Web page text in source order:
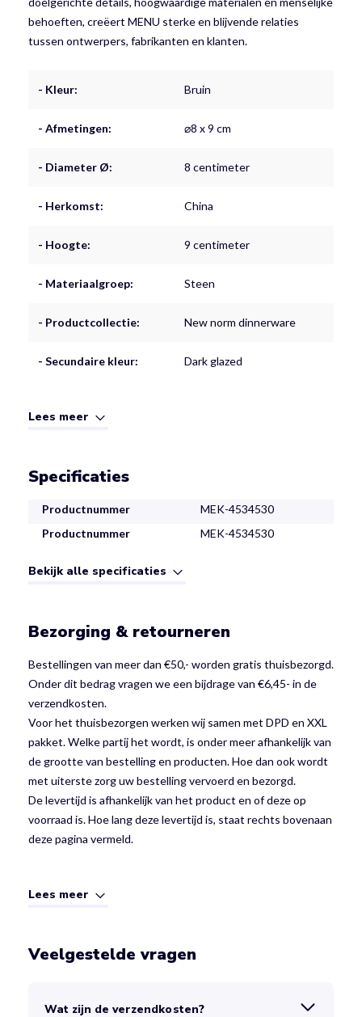
behoeften, creëert MENU sterke en blijvende relaties
tussen ontwerpers, fabrikanten en klanten.
- Kleur: Bruin
- Afmetingen: ⌀8 x 9 cm
- Diameter Ø: 8 centimeter
- Herkomst: China
- Hoogte: 9 centimeter
- Materiaalgroep: Steen
- Productcollectie: New norm dinnerware
- Secundaire kleur: Dark glazed
Lees meer
Specificaties
Productnummer
MEK-4534530
Productnummer
MEK-4534530
Bekijk alle specificaties
Bezorging & retourneren
Bestellingen van meer dan €50,- worden gratis thuisbezorgd.
Onder dit bedrag vragen we een bijdrage van €6,45- in de
verzendkosten.
Voor het thuisbezorgen werken wij samen met DPD en XXL
pakket. Welke partij het wordt, is onder meer afhankelijk van
de grootte van bestelling en producten. Hoe dan ook wordt
met uiterste zorg uw bestelling vervoerd en bezorgd.
De levertijd is afhankelijk van het product en of deze op
voorraad is. Hoe lang deze levertijd is, staat rechts bovenaan
deze pagina vermeld.
Lees meer
Veelgestelde vragen
Wat zijn de verzendkosten?